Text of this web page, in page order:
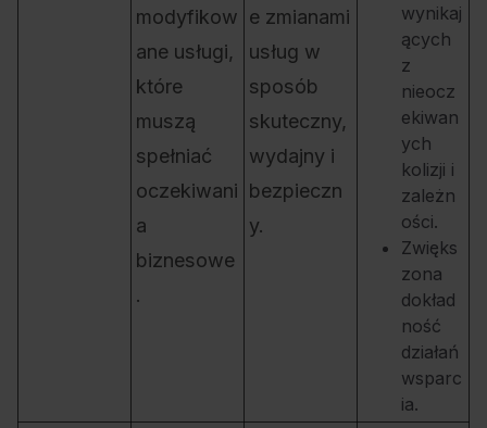
modyfikow
ane usługi,
które
muszą
spełniać
oczekiwani
a
biznesowe
.
e zmianami
usług w
sposób
skuteczny,
wydajny i
bezpieczn
y.
wynikaj
ących
z
nieocz
ekiwan
ych
kolizji i
zależn
ości.
Zwięks
zona
dokład
ność
działań
wsparc
ia.